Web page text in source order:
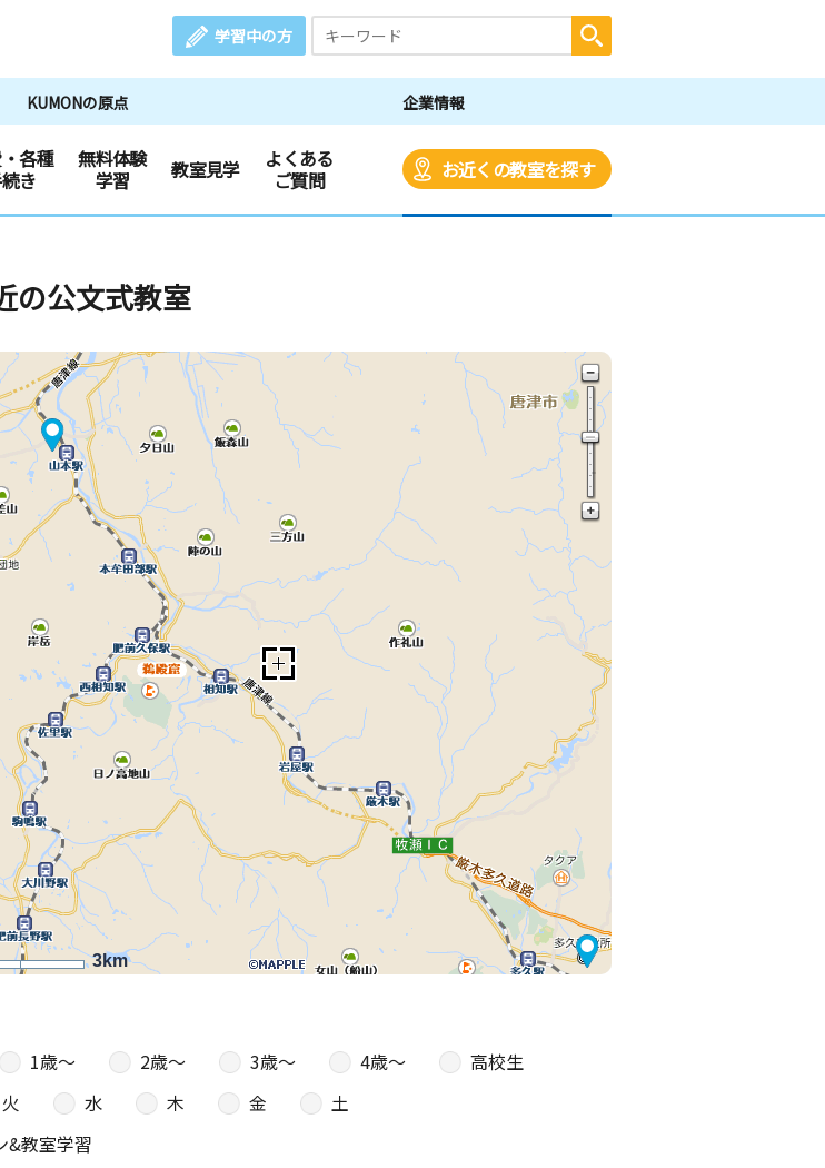
学習中の方
KUMONの原点 企業情報
各種
き
無料体験
学習
教室見学
よくある
ご質問
お近くの教室を探す
の公文式教室
3km
1歳〜 2歳〜 3歳〜 4歳〜
高校生
火 水 木 金
土
&教室学習